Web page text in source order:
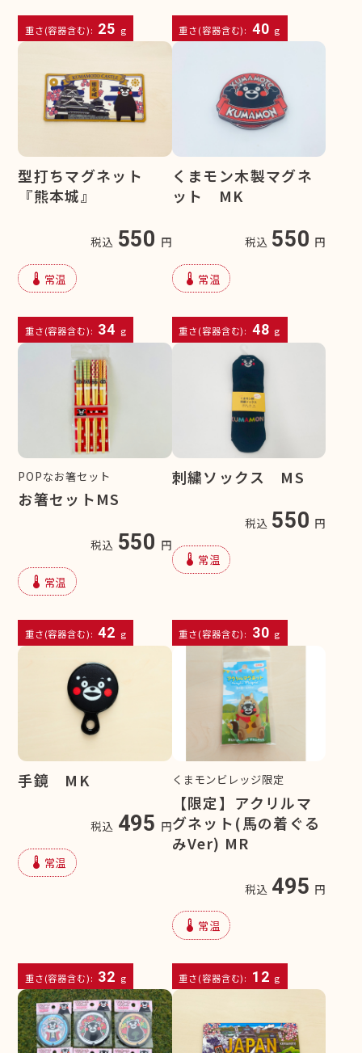
重さ(容器含む): 25 g 重さ(容器含む): 40 g
型打ちマグネット
『熊本城』
税込 550 円
device_thermostat 常温
重さ(容器含む): 34 g
くまモン木製マグネ
ット MK
税込 550 円
device_thermostat 常温
重さ(容器含む): 48 g
POPなお箸セット
お箸セットMS
税込 550 円
device_thermostat 常温
重さ(容器含む): 42 g
刺繍ソックス MS
税込 550 円
device_thermostat 常温
重さ(容器含む): 30 g
手鏡 MK
税込 495 円
device_thermostat 常温
重さ(容器含む): 32 g
くまモンビレッジ限定
【限定】アクリルマ
グネット(馬の着ぐる
みVer) MR
税込 495 円
device_thermostat 常温
重さ(容器含む): 12 g